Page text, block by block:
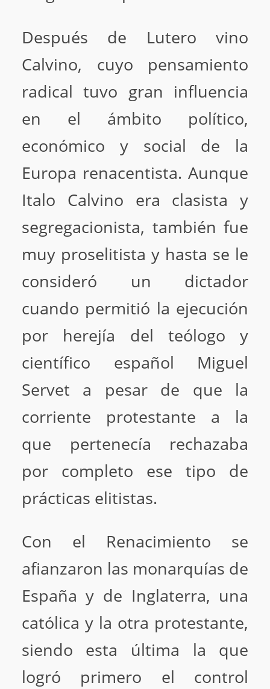
Después de Lutero vino
Calvino, cuyo pensamiento
radical tuvo gran influencia
en el ámbito político,
económico y social de la
Europa renacentista. Aunque
Italo Calvino era clasista y
segregacionista, también fue
muy proselitista y hasta se le
consideró un dictador
cuando permitió la ejecución
por herejía del teólogo y
científico español Miguel
Servet a pesar de que la
corriente protestante a la
que pertenecía rechazaba
por completo ese tipo de
prácticas elitistas.
Con el Renacimiento se
afianzaron las monarquías de
España y de Inglaterra, una
católica y la otra protestante,
siendo esta última la que
logró primero el control